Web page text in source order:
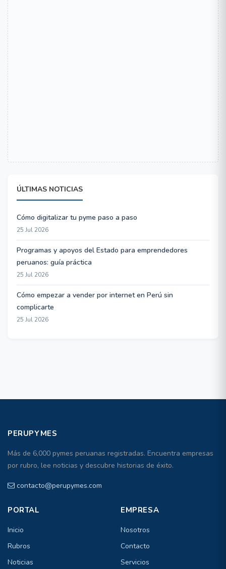
ÚLTIMAS NOTICIAS
Cómo digitalizar tu pyme paso a paso
25 Jul 2026
Programas y apoyos del Estado para emprendedores
peruanos: guía práctica
25 Jul 2026
Cómo empezar a vender por internet en Perú sin
complicarte
25 Jul 2026
PERUPYMES
Más de 6,000 pymes peruanas registradas. Encuentra empresas
por rubro, lee noticias y descubre historias de éxito.
contacto@perupymes.com
PORTAL
Inicio
Rubros
Noticias
EMPRESA
Nosotros
Contacto
Servicios